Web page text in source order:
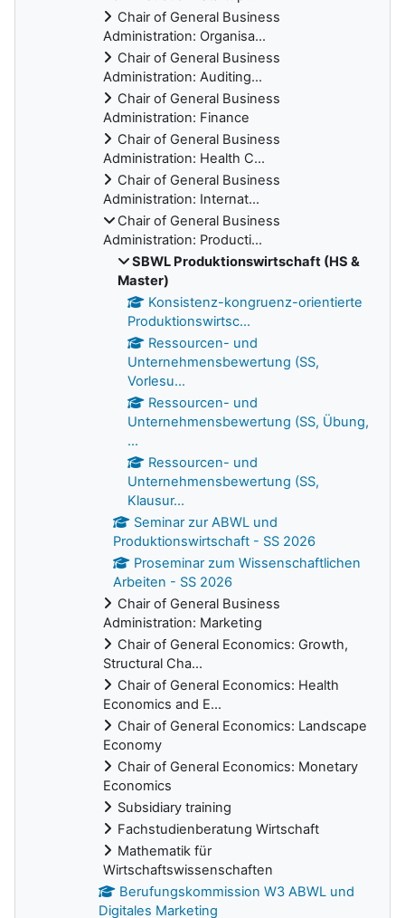
Chair of General Business
Administration: Organisa...
Chair of General Business
Administration: Auditing...
Chair of General Business
Administration: Finance
Chair of General Business
Administration: Health C...
Chair of General Business
Administration: Internat...
Chair of General Business
Administration: Producti...
SBWL Produktionswirtschaft (HS &
Master)
Konsistenz-kongruenz-orientierte
Produktionswirtsc...
Ressourcen- und
Unternehmensbewertung (SS,
Vorlesu...
Ressourcen- und
Unternehmensbewertung (SS, Übung,
...
Ressourcen- und
Unternehmensbewertung (SS,
Klausur...
Seminar zur ABWL und
Produktionswirtschaft - SS 2026
Proseminar zum Wissenschaftlichen
Arbeiten - SS 2026
Chair of General Business
Administration: Marketing
Chair of General Economics: Growth,
Structural Cha...
Chair of General Economics: Health
Economics and E...
Chair of General Economics: Landscape
Economy
Chair of General Economics: Monetary
Economics
Subsidiary training
Fachstudienberatung Wirtschaft
Mathematik für
Wirtschaftswissenschaften
Berufungskommission W3 ABWL und
Digitales Marketing